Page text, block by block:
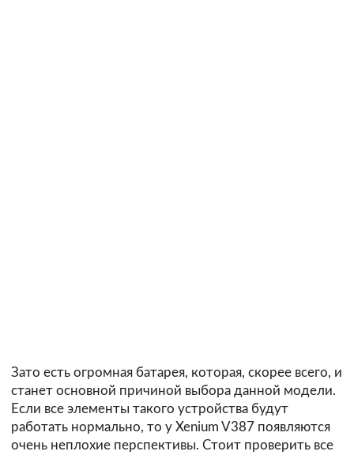
Зато есть огромная батарея, которая, скорее всего, и
станет основной причиной выбора данной модели.
Если все элементы такого устройства будут
работать нормально, то у Xenium V387 появляются
очень неплохие перспективы. Стоит проверить все